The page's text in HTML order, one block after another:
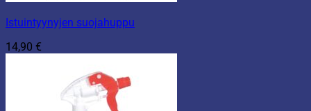
Istuintyynyjen suojahuppu
14,90 €